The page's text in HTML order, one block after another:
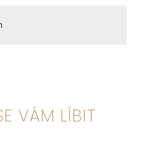
VÁM LÍBIT